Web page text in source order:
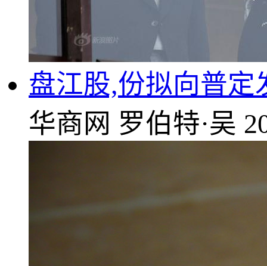
盘江股,份拟向普定
华商网 罗伯特·吴